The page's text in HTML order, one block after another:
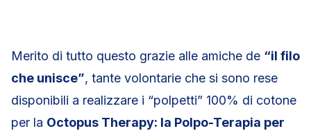
Merito di tutto questo grazie alle amiche de “il filo
che unisce”, tante volontarie che si sono rese
disponibili a realizzare i “polpetti” 100% di cotone
per la Octopus Therapy: la Polpo-Terapia per